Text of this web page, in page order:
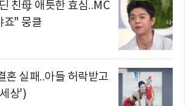
친母 애틋한 효심..MC
죠" 뭉클
혼 실패..아들 허락받고
상')